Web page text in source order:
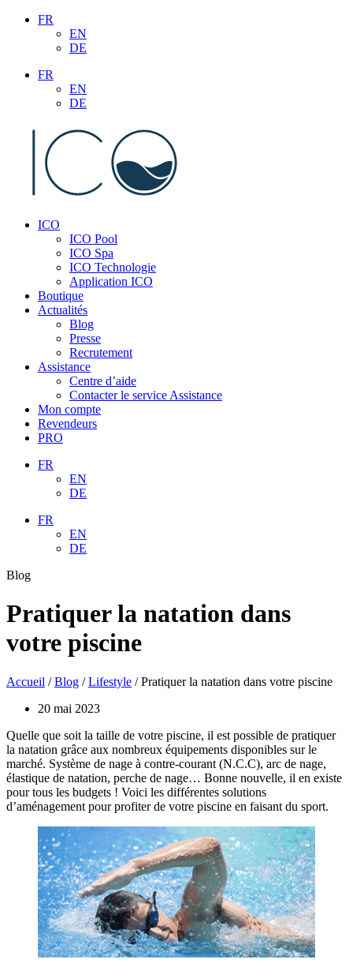
FR
EN
DE
FR
EN
DE
ICO
ICO Pool
ICO Spa
ICO Technologie
Application ICO
Boutique
Actualités
Blog
Presse
Recrutement
Assistance
Centre d’aide
Contacter le service Assistance
Mon compte
Revendeurs
PRO
FR
EN
DE
FR
EN
DE
Blog
Pratiquer la natation dans
votre piscine
Accueil /Blog /Lifestyle / Pratiquer la natation dans votre piscine
20 mai 2023
Quelle que soit la taille de votre piscine, il est possible de pratiquer
la natation grâce aux nombreux équipements disponibles sur le
marché. Système de nage à contre-courant (N.C.C), arc de nage,
élastique de natation, perche de nage… Bonne nouvelle, il en existe
pour tous les budgets ! Voici les différentes solutions
d’aménagement pour profiter de votre piscine en faisant du sport.